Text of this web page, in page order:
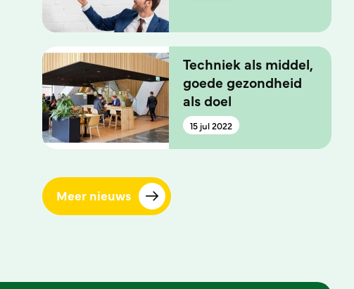
Techniek als middel,
goede gezondheid
als doel
15 jul 2022
Meer nieuws